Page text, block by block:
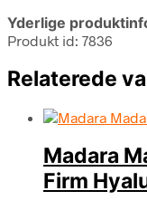
Yderlige
Produkt id: 7836
Relaterede
Madara
Firm